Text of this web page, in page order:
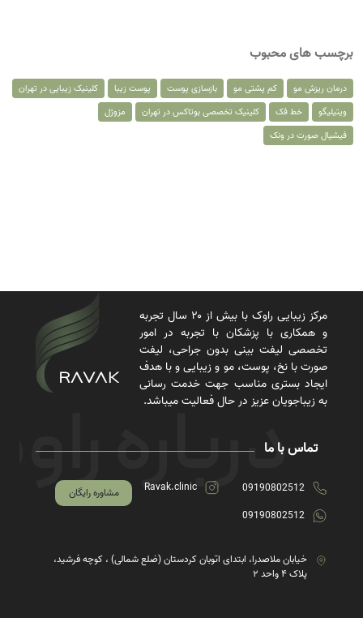
برچسب های محبوب
درمان ریزش مو کم پشتی مو بازسازی پوست پوست زیبا
کلینیک زیبایی در تهران
ویتیلیگو
خط فک کلینیک تخصصی بوتاکس در تهران
مزوژل
فیشیال صورت در ونک
مرکز زیبایی راوک با بیش از ۲۰ سال تجربه
و همکاری با پزشکان با تجربه در امور
تخصصی لیفت بینی بدون جراحی، لیفت
صورت با نخ، پوست، مو و زیبایی و با هدف
ایجاد بستری مناسب جهت خدمت رسانی
به زیباجویان عزیز در حال فعالیت میباشد.
تماس با ما
09190802512
09190802512
Ravak.clinic مشاوره رایگان
خیابان ملاصدرا، ابتدای اتوبان کردستان (ضلع شمالی) ، کوچه فرشید،
پلاک ۴ واحد ۲